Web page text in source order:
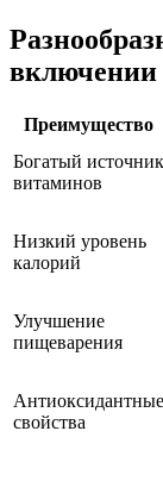
включении
Преимущество
Богатый источник
витаминов
Низкий уровень
калорий
Улучшение
пищеварения
Антиоксидантные
свойства